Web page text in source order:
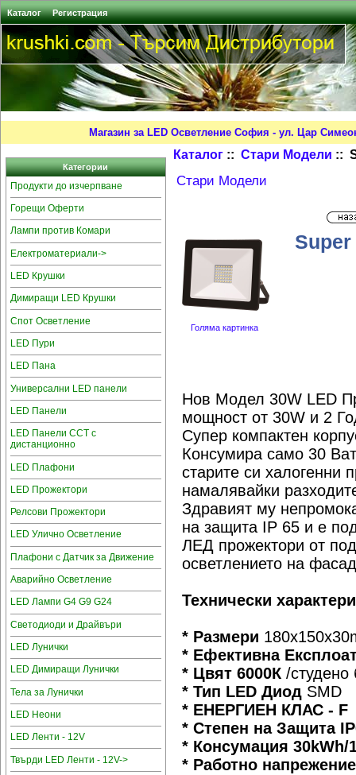
Каталог Регистрация
Магазин за LED Осветление София - ул. Цар
Категории
Продукти до изчерпване
Горещи Оферти
Лампи против Комари
Електроматериали->
LED Крушки
Димиращи LED Крушки
Спот Осветление
LED Пури
LED Пана
Универсални LED панели
LED Панели
LED Панели CCT с
дистанционно
LED Плафони
LED Прожектори
Релсови Прожектори
LED Улично Осветление
Плафони с Датчик за Движение
Аварийно Осветление
LED Лампи G4 G9 G24
Светодиоди и Драйвъри
LED Лунички
LED Димиращи Лунички
Тела за Лунички
LED Неони
LED Ленти - 12V
Твърди LED Ленти - 12V->
Каталог ::Стари Модели ::
Стари Модели
Голяма картинка
Нов Модел 30W LED
мощност от 30W и 2
Супер компактен
Консумира само 30
старите си халогенни
намалявайки
Здравият му
на защита IP 65 и е
ЛЕД прожектори от
осветлението на
Технически
* Размери
* Ефективна
* Цвят 6000К /студено
* Тип LED Диод SMD
* ЕНЕРГИЕН КЛАС - F
* Степен на Защита
* Консумация 30kWh/
* Работно